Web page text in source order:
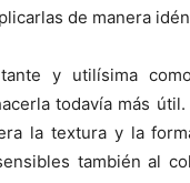
de manera
y utilísima
todavía más
la textura y la
también al